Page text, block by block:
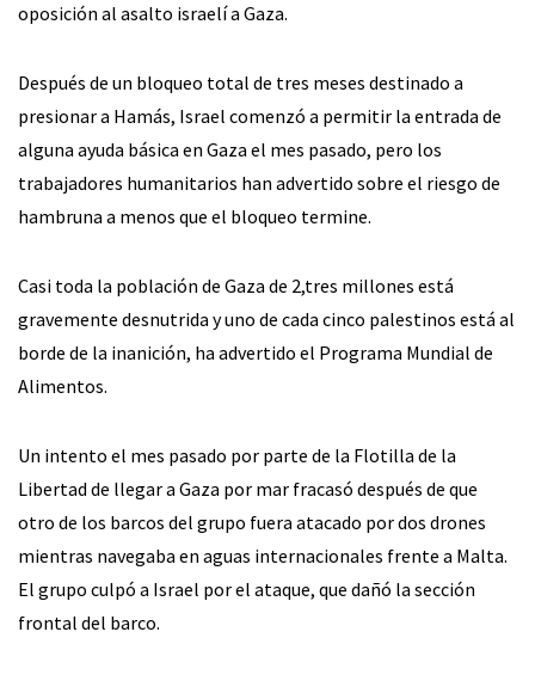
oposición al asalto israelí a Gaza.
Después de un bloqueo total de tres meses destinado a
presionar a Hamás, Israel comenzó a permitir la entrada de
alguna ayuda básica en Gaza el mes pasado, pero los
trabajadores humanitarios han advertido sobre el riesgo de
hambruna a menos que el bloqueo termine.
Casi toda la población de Gaza de 2,tres millones está
gravemente desnutrida y uno de cada cinco palestinos está al
borde de la inanición, ha advertido el Programa Mundial de
Alimentos.
Un intento el mes pasado por parte de la Flotilla de la
Libertad de llegar a Gaza por mar fracasó después de que
otro de los barcos del grupo fuera atacado por dos drones
mientras navegaba en aguas internacionales frente a Malta.
El grupo culpó a Israel por el ataque, que dañó la sección
frontal del barco.